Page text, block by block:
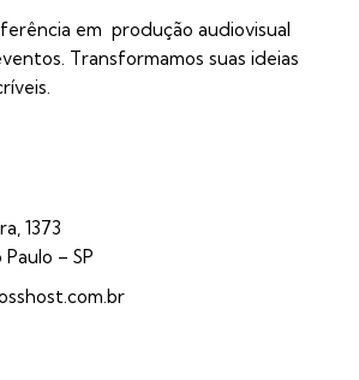
em produção audiovisual
Transformamos suas ideias
1373
– SP